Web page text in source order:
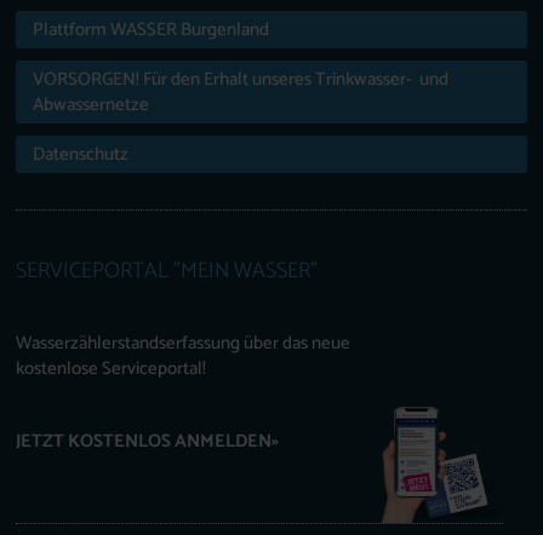
Plattform WASSER Burgenland
VORSORGEN! Für den Erhalt unseres Trinkwasser- und
Abwassernetze
Datenschutz
SERVICEPORTAL "MEIN WASSER"
Wasserzählerstandserfassung über das neue
kostenlose Serviceportal!
JETZT KOSTENLOS ANMELDEN»